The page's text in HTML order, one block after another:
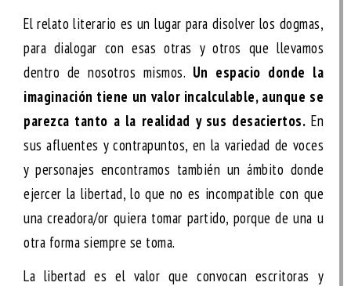
El relato literario es un lugar para disolver los dogmas,
para dialogar con esas otras y otros que llevamos
dentro de nosotros mismos. Un espacio donde la
imaginación tiene un valor incalculable, aunque se
parezca tanto a la realidad y sus desaciertos. En
sus afluentes y contrapuntos, en la variedad de voces
y personajes encontramos también un ámbito donde
ejercer la libertad, lo que no es incompatible con que
una creadora/or quiera tomar partido, porque de una u
otra forma siempre se toma.
La libertad es el valor que convocan escritoras y